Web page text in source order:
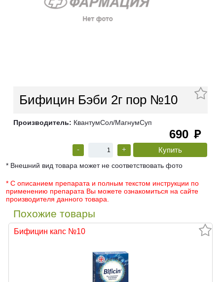
Бифицин Бэби 2г пор №10
Производитель: КвантумСол/МагнумСуп
690 руб
- +
* Внешний вид товара может не соответствовать фото
* С описанием препарата и полным текстом инструкции по
применению препарата Вы можете ознакомиться на сайте
производителя данного товара.
Похожие товары
Бифицин капс №10